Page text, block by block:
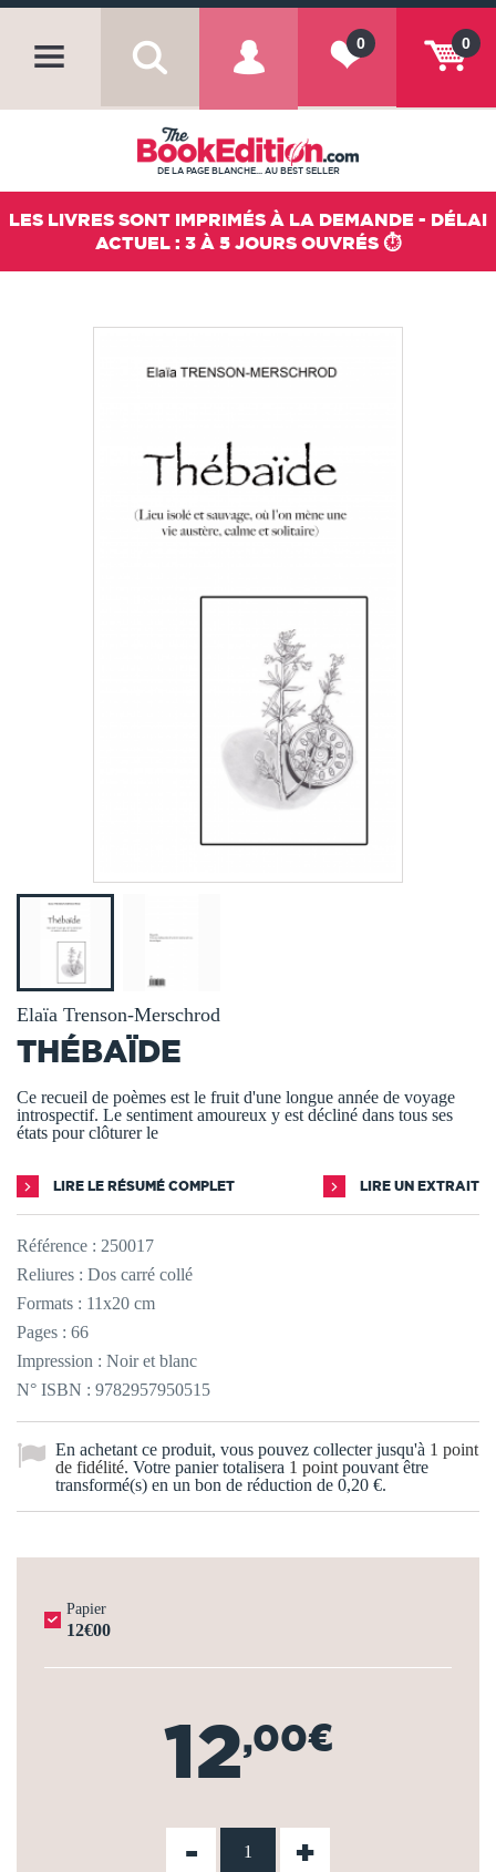
0
0
DE LA PAGE BLANCHE... AU BEST SELLER
LES LIVRES SONT IMPRIMÉS À LA DEMANDE - DÉLAI
ACTUEL : 3 À 5 JOURS OUVRÉS ⏱️
Elaïa Trenson-Merschrod
THÉBAÏDE
Ce recueil de poèmes est le fruit d'une longue année de voyage
introspectif. Le sentiment amoureux y est décliné dans tous ses
états pour clôturer le
LIRE LE RÉSUMÉ COMPLET LIRE UN EXTRAIT
Référence : 250017
Reliures : Dos carré collé
Formats : 11x20 cm
Pages : 66
Impression : Noir et blanc
N° ISBN : 9782957950515
En achetant ce produit, vous pouvez collecter jusqu'à 1 point
de fidélité. Votre panier totalisera 1 point pouvant être
transformé(s) en un bon de réduction de 0,20 €.
Papier
12€00
12,00€
- +